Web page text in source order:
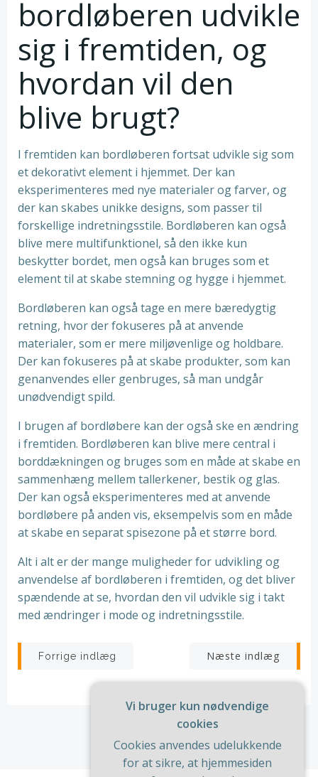
bordløberen udvikle
sig i fremtiden, og
hvordan vil den
blive brugt?
I fremtiden kan bordløberen fortsat udvikle sig som
et dekorativt element i hjemmet. Der kan
eksperimenteres med nye materialer og farver, og
der kan skabes unikke designs, som passer til
forskellige indretningsstile. Bordløberen kan også
blive mere multifunktionel, så den ikke kun
beskytter bordet, men også kan bruges som et
element til at skabe stemning og hygge i hjemmet.
Bordløberen kan også tage en mere bæredygtig
retning, hvor der fokuseres på at anvende
materialer, som er mere miljøvenlige og holdbare.
Der kan fokuseres på at skabe produkter, som kan
genanvendes eller genbruges, så man undgår
unødvendigt spild.
I brugen af bordløbere kan der også ske en ændring
i fremtiden. Bordløberen kan blive mere central i
borddækningen og bruges som en måde at skabe en
sammenhæng mellem tallerkener, bestik og glas.
Der kan også eksperimenteres med at anvende
bordløbere på anden vis, eksempelvis som en måde
at skabe en separat spisezone på et større bord.
Alt i alt er der mange muligheder for udvikling og
anvendelse af bordløberen i fremtiden, og det bliver
spændende at se, hvordan den vil udvikle sig i takt
med ændringer i mode og indretningsstile.
Indlægsnavigation
Forrige indlæg Næste indlæg
Vi bruger kun nødvendige
cookies
Cookies anvendes udelukkende
for at sikre, at hjemmesiden